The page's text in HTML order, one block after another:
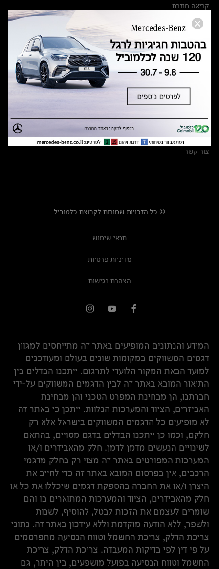
קריאה חוזרת
הודעה על הטבות לרכבי מרצדס בהסדר פשרה בתצ 56447-02-19
תקנון ימי מכירות 120 לכלמוביל
מצאו אותנו
אולמות תצוגה
מרכזי שירות
צור קשר
© כל הזכויות שמורות לקבוצת כלמוביל
תנאי שימוש
מדיניות פרטיות
הצהרת נגישות
המידע והנתונים המופיעים באתר זה מתייחסים למגוון
דגמים המשווקים במקומות שונים בעולם ומעודכנים
למועד הבאת המקור הלועדי לתרגום. ייתכנו הבדלים בין
התיאור המובא באתר זה לבין הדגמים המשווקים על-ידי
חברתנו, הן מבחינת המפרט הטכני והן מבחינת
האביזרים, הציוד והמערכות הנלוות. ייתכן כי באתר זה
לא מופיעים כל הדגמים המשווקים בישראל אלא רק
חלקם, וכמו כן ייתכנו הבדלים בדגם מסויים, בהתאם
לשינויים הנעשים מדמן לדמן. חלק מהאביזרים ו/או
המערכות המפורטים באתר זה מצוי רק בחלק מדגמי
הרכבים, אין בפרסום המובא באתר זה כדי לחייב את
היצרן ו/או את החברה בהספקת דגמים שיכללו את כל או
חלק מהאביזרים, הציוד והמערכות המתוארים בו והם
שומרים לעצמם את הזכות לבטל, להוסיף, לשנות
ולשפר, ללא הודעה מוקדמת וללא עידכון באתר זה. נתוני
צריכת הדלק, צריכת החשמל וטווח הנסיעה מתפרסמים
על פי דין לפי בדיקות המעבדה. צריכת הדלק, צריכת
החשמל וטווח הנסיעה בפועל מושפעים, בין היתר, גם